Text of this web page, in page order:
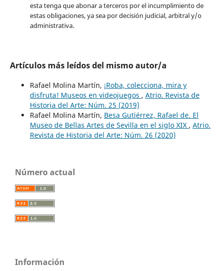
esta tenga que abonar a terceros por el incumplimiento de
estas obligaciones, ya sea por decisión judicial, arbitral y/o
administrativa.
Artículos más leídos del mismo autor/a
Rafael Molina Martín, ¡Roba, colecciona, mira y
disfruta! Museos en videojuegos , Atrio. Revista de
Historia del Arte: Núm. 25 (2019)
Rafael Molina Martín, Besa Gutiérrez, Rafael de. El
Museo de Bellas Artes de Sevilla en el siglo XIX , Atrio.
Revista de Historia del Arte: Núm. 26 (2020)
Número actual
Información